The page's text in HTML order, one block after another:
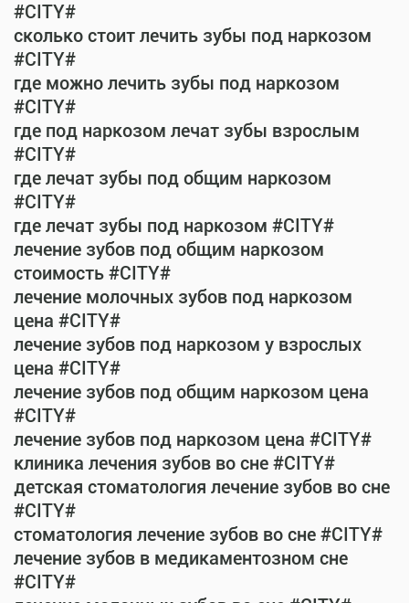
#CITY#
сколько стоит лечить зубы под наркозом
#CITY#
где можно лечить зубы под наркозом
#CITY#
где под наркозом лечат зубы взрослым
#CITY#
где лечат зубы под общим наркозом
#CITY#
где лечат зубы под наркозом #CITY#
лечение зубов под общим наркозом
стоимость #CITY#
лечение молочных зубов под наркозом
цена #CITY#
лечение зубов под наркозом у взрослых
цена #CITY#
лечение зубов под общим наркозом цена
#CITY#
лечение зубов под наркозом цена #CITY#
клиника лечения зубов во сне #CITY#
детская стоматология лечение зубов во сне
#CITY#
стоматология лечение зубов во сне #CITY#
лечение зубов в медикаментозном сне
#CITY#